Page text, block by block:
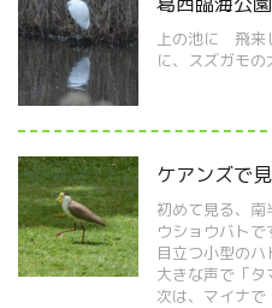
上の池に 飛来
に、スズガモの
ケアンズで
初めて見る、南
ウショウバト
目立つ小型の
大きな声で「タ
次は、マイナで